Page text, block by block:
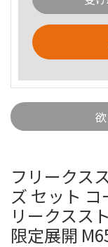
フリークス
ズ セット コ
リークスス
限定展開